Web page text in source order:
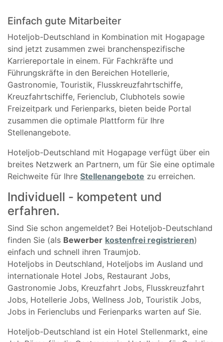
Einfach gute Mitarbeiter
Hoteljob-Deutschland in Kombination mit Hogapage
sind jetzt zusammen zwei branchenspezifische
Karriereportale in einem. Für Fachkräfte und
Führungskräfte in den Bereichen Hotellerie,
Gastronomie, Touristik, Flusskreuzfahrtschiffe,
Kreuzfahrtschiffe, Ferienclub, Clubhotels sowie
Freizeitpark und Ferienparks, bieten beide Portal
zusammen die optimale Plattform für Ihre
Stellenangebote.
Hoteljob-Deutschland mit Hogapage verfügt über ein
breites Netzwerk an Partnern, um für Sie eine optimale
Reichweite für Ihre Stellenangebote zu erreichen.
Individuell - kompetent und
erfahren.
Sind Sie schon angemeldet? Bei Hoteljob-Deutschland
finden Sie (als Bewerber kostenfrei registrieren)
einfach und schnell ihren Traumjob.
Hoteljobs in Deutschland, Hoteljobs im Ausland und
internationale Hotel Jobs, Restaurant Jobs,
Gastronomie Jobs, Kreuzfahrt Jobs, Flusskreuzfahrt
Jobs, Hotellerie Jobs, Wellness Job, Touristik Jobs,
Jobs in Ferienclubs und Ferienparks warten auf Sie.
Hoteljob-Deutschland ist ein Hotel Stellenmarkt, eine